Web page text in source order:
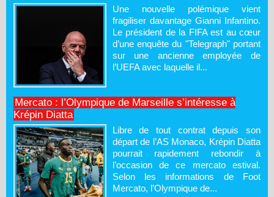
Une nouvelle polémique vient
fragiliser davantage Gianni Infantino.
Le président de la FIFA est au cœur
d’une enquête du "Telegraph" portant
sur une ancienne employée de
l’UEFA avec laquelle il...
Mercato : l’Olympique de Marseille s’intéresse à
Krépin Diatta
Libre de tout contrat depuis son
départ de l’AS Monaco, Krépin Diatta
pourrait rapidement rebondir à
l’occasion de ce mercato estival.
Selon les informations de Foot
Mercato, l’Olympique de...